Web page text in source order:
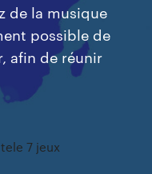
de la musique
possible de
afin de réunir
7 jeux